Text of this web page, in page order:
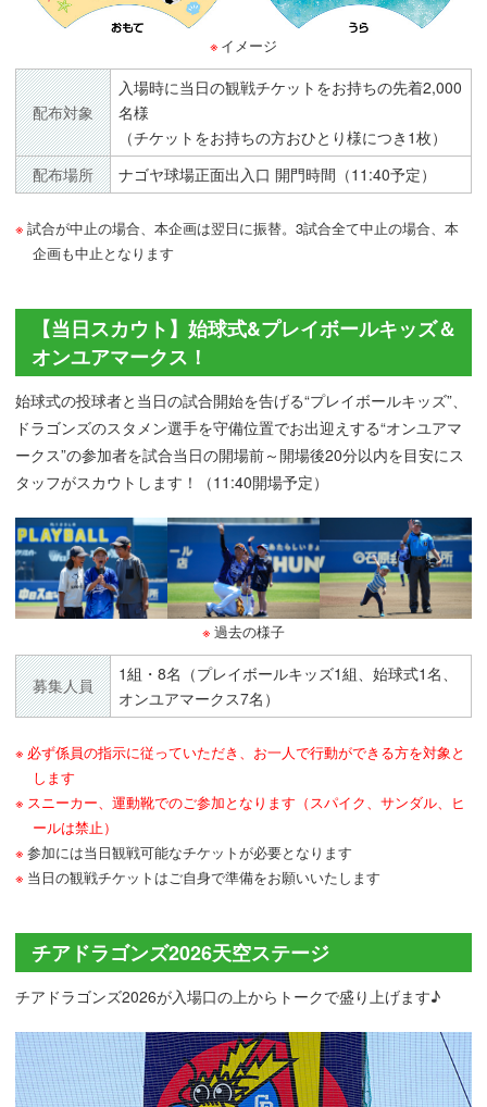
イメージ
配布対象
入場時に当日の観戦チケットをお持ちの先着2,000
名様
（チケットをお持ちの方おひとり様につき1枚）
配布場所
ナゴヤ球場正面出入口 開門時間（11:40予定）
試合が中止の場合、本企画は翌日に振替。3試合全て中止の場合、本
企画も中止となります
【当日スカウト】始球式&プレイボールキッズ＆
オンユアマークス！
始球式の投球者と当日の試合開始を告げる“プレイボールキッズ”、
ドラゴンズのスタメン選手を守備位置でお出迎えする“オンユアマ
ークス”の参加者を試合当日の開場前～開場後20分以内を目安にス
タッフがスカウトします！（11:40開場予定）
過去の様子
募集人員
1組・8名（プレイボールキッズ1組、始球式1名、
オンユアマークス7名）
必ず係員の指示に従っていただき、お一人で行動ができる方を対象と
します
スニーカー、運動靴でのご参加となります（スパイク、サンダル、ヒ
ールは禁止）
参加には当日観戦可能なチケットが必要となります
当日の観戦チケットはご自身で準備をお願いいたします
チアドラゴンズ2026天空ステージ
チアドラゴンズ2026が入場口の上からトークで盛り上げます♪